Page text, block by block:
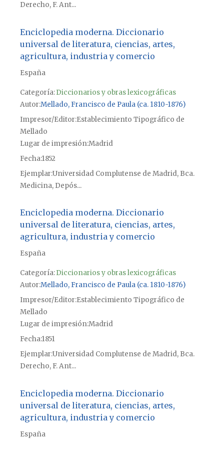
Derecho, F. Ant...
Enciclopedia moderna. Diccionario
universal de literatura, ciencias, artes,
agricultura, industria y comercio
España
Categoría:Diccionarios y obras lexicográficas
Autor Mellado, Francisco de Paula (ca. 1810-1876)
Impresor/Editor Establecimiento Tipográfico de
Mellado
Lugar de impresiónMadrid
Fecha1852
Ejemplar Universidad Complutense de Madrid, Bca.
Medicina, Depós...
Enciclopedia moderna. Diccionario
universal de literatura, ciencias, artes,
agricultura, industria y comercio
España
Categoría:Diccionarios y obras lexicográficas
Autor Mellado, Francisco de Paula (ca. 1810-1876)
Impresor/Editor Establecimiento Tipográfico de
Mellado
Lugar de impresiónMadrid
Fecha1851
Ejemplar Universidad Complutense de Madrid, Bca.
Derecho, F. Ant...
Enciclopedia moderna. Diccionario
universal de literatura, ciencias, artes,
agricultura, industria y comercio
España